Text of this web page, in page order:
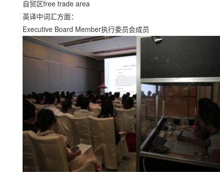
自贸区free trade area
英译中词汇方面：
Executive Board Member执行委员会成员